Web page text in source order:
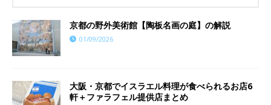
京都の野外美術館【陶板名画の庭】の解説
01/09/2026
大阪・京都でイスラエル料理が食べられるお店6
軒＋ファラフェル提供店まとめ